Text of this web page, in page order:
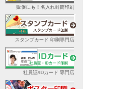
販促にも！名入れ封筒印刷
スタンプカード 印刷専門店
社員証/IDカード 専門店